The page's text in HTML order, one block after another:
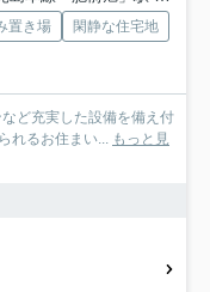
置き場
閑静な住宅地
ど充実した設備を備え付
れるお住まい... もっと見